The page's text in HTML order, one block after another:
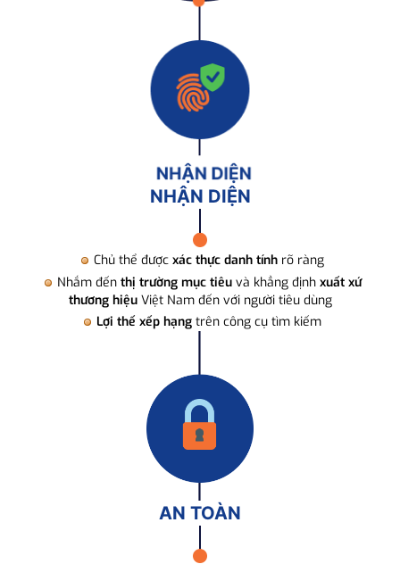
NHẬN DIỆN
Chủ thể được xác thực danh tính rõ ràng
Nhắm đến thị trường mục tiêuvà khẳng định xuất xứ
thương hiệuViệt Nam đến với người tiêu dùng
Lợi thế xếp hạng trên công cụ tìm kiếm
AN TOÀN